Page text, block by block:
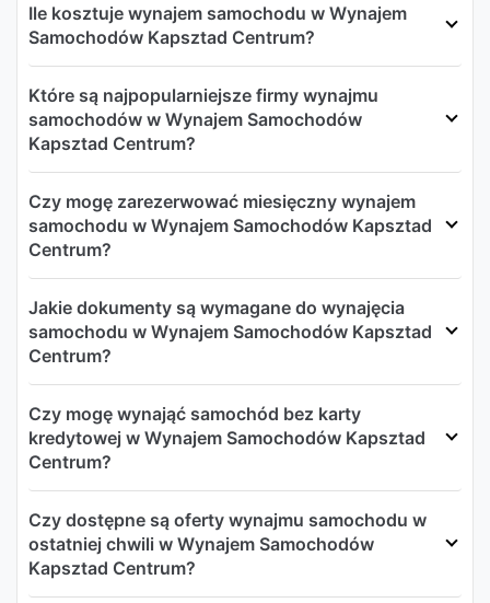
Ile kosztuje wynajem samochodu w Wynajem
Samochodów Kapsztad Centrum?
Które są najpopularniejsze firmy wynajmu
samochodów w Wynajem Samochodów
Kapsztad Centrum?
Czy mogę zarezerwować miesięczny wynajem
samochodu w Wynajem Samochodów Kapsztad
Centrum?
Jakie dokumenty są wymagane do wynajęcia
samochodu w Wynajem Samochodów Kapsztad
Centrum?
Czy mogę wynająć samochód bez karty
kredytowej w Wynajem Samochodów Kapsztad
Centrum?
Czy dostępne są oferty wynajmu samochodu w
ostatniej chwili w Wynajem Samochodów
Kapsztad Centrum?